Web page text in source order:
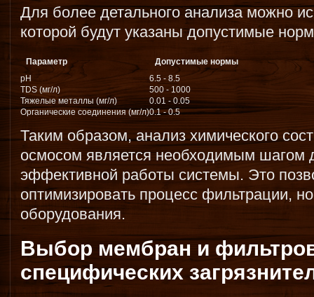
Для более детального анализа можно
которой будут указаны допустимые
Параметр
Допустимые нормы
pH
6.5 - 8.5
TDS (мг/л)
500 - 1000
Тяжелые металлы (мг/л)
0.01 - 0.05
Органические соединения (мг/л)0.1 - 0.5
Таким образом, анализ химического
осмосом является необходимым шагом
эффективной работы системы. Это
оптимизировать процесс фильтрации,
оборудования.
Выбор мембран и
специфических